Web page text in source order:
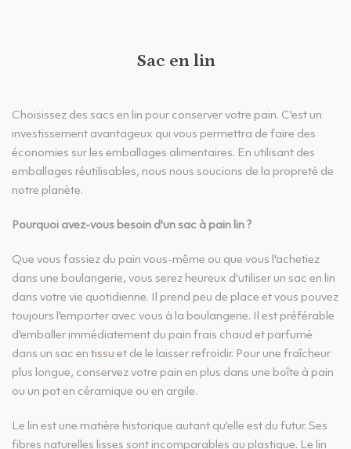
Sac en lin
Choisissez des sacs en lin pour conserver votre pain. C'est un
investissement avantageux qui vous permettra de faire des
économies sur les emballages alimentaires. En utilisant des
emballages réutilisables, nous nous soucions de la propreté de
notre planète.
Pourquoi avez-vous besoin d'un sac à pain lin ?
Que vous fassiez du pain vous-même ou que vous l'achetiez
dans une boulangerie, vous serez heureux d'utiliser un sac en lin
dans votre vie quotidienne. Il prend peu de place et vous pouvez
toujours l'emporter avec vous à la boulangerie. Il est préférable
d'emballer immédiatement du pain frais chaud et parfumé
dans un sac en tissu et de le laisser refroidir. Pour une fraîcheur
plus longue, conservez votre pain en plus dans une boîte à pain
ou un pot en céramique ou en argile.
Le lin est une matière historique autant qu'elle est du futur. Ses
fibres naturelles lisses sont incomparables au plastique. Le lin